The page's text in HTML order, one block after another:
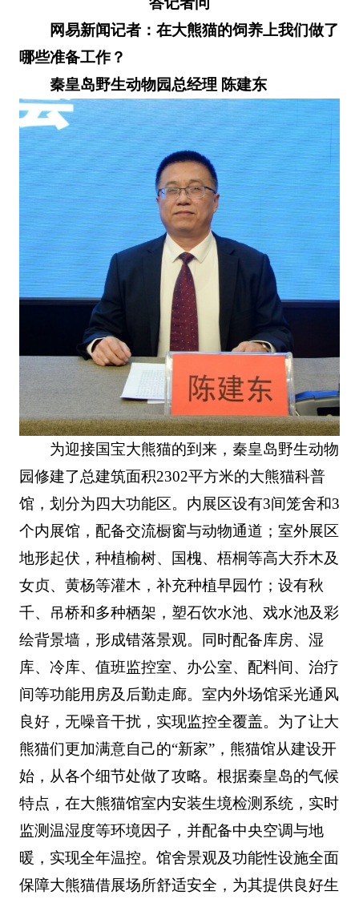
网易新闻记者：在大熊猫的饲养上我们做了
哪些准备工作？
秦皇岛野生动物园总经理 陈建东
为迎接国宝大熊猫的到来，秦皇岛野生动物
园修建了总建筑面积2302平方米的大熊猫科普
馆，划分为四大功能区。内展区设有3间笼舍和3
个内展馆，配备交流橱窗与动物通道；室外展区
地形起伏，种植榆树、国槐、梧桐等高大乔木及
女贞、黄杨等灌木，补充种植早园竹；设有秋
千、吊桥和多种栖架，塑石饮水池、戏水池及彩
绘背景墙，形成错落景观。同时配备库房、湿
库、冷库、值班监控室、办公室、配料间、治疗
间等功能用房及后勤走廊。室内外场馆采光通风
良好，无噪音干扰，实现监控全覆盖。为了让大
熊猫们更加满意自己的“新家”，熊猫馆从建设开
始，从各个细节处做了攻略。根据秦皇岛的气候
特点，在大熊猫馆室内安装生境检测系统，实时
监测温湿度等环境因子，并配备中央空调与地
暖，实现全年温控。馆舍景观及功能性设施全面
保障大熊猫借展场所舒适安全，为其提供良好生